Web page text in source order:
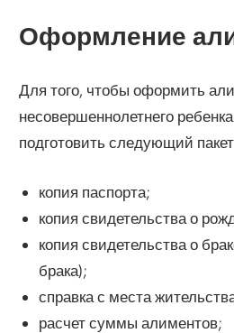
Оформление
Для того, чтобы оформить
несовершеннолетнего
подготовить следующий
копия паспорта;
копия свидетельства о
копия свидетельства о
брака);
справка с места
расчет суммы алиментов;